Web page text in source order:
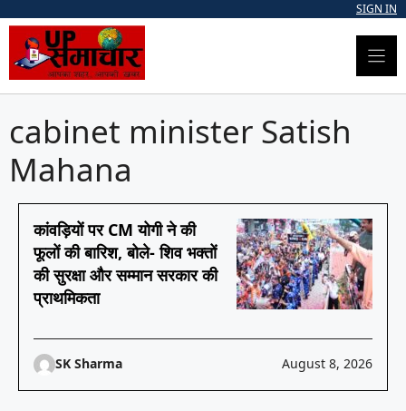
content
SIGN IN
cabinet minister Satish
Mahana
कांवड़ियों पर CM योगी ने की
फूलों की बारिश, बोले- शिव भक्तों
की सुरक्षा और सम्मान सरकार की
प्राथमिकता
SK Sharma August 8, 2026